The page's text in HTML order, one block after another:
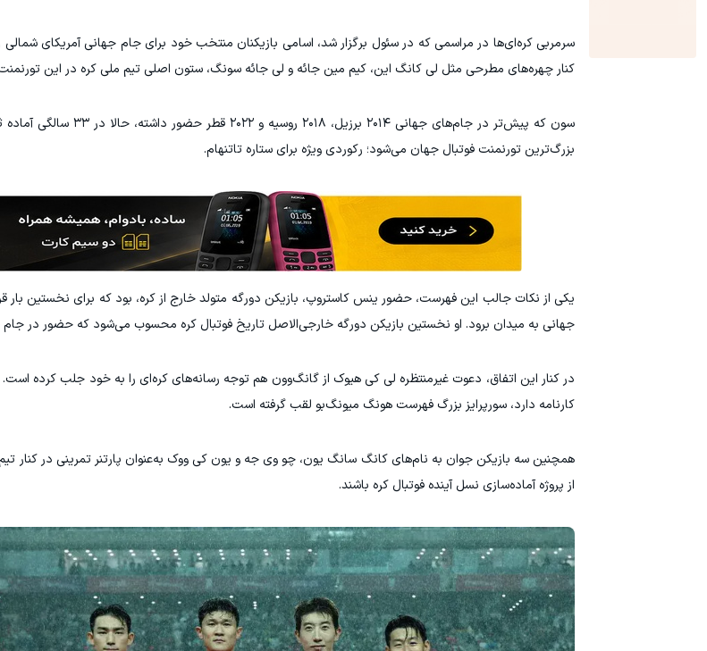
سرمربی کره‌ای‌ها در مراسمی که در سئول برگزار شد، اسامی بازیکنان منتخب خود برای جام جهانی آمریکای
کنار چهره‌های مطرحی مثل لی کانگ این، کیم مین جائه و لی جائه سونگ، ستون اصلی تیم ملی کره در این
سون که پیش‌تر در جام‌های جهانی
بزرگ‌ترین تورنمنت فوتبال جهان می‌شود؛ رکوردی ویژه برای ستاره تاتنهام.
یکی از نکات جالب این فهرست، حضور ینس کاستروپ، بازیکن دورگه متولد خارج از کره، بود که برای نخستین بار
جهانی به میدان برود. او نخستین بازیکن دورگه خارجی‌الاصل تاریخ فوتبال کره محسوب می‌شود که حضور در جام
در کنار این اتفاق، دعوت غیرمنتظره لی کی هیوک از گانگ‌وون هم توجه رسانه‌های کره‌ای را به خود جلب کرده
کارنامه دارد، سورپرایز بزرگ فهرست هونگ میونگ‌بو لقب گرفته است.
همچنین سه بازیکن جوان به نام‌های کانگ سانگ یون، چو وی جه و یون کی ووک به‌عنوان پارتنر تمرینی در کنار
از پروژه آماده‌سازی نسل آینده فوتبال کره باشند.